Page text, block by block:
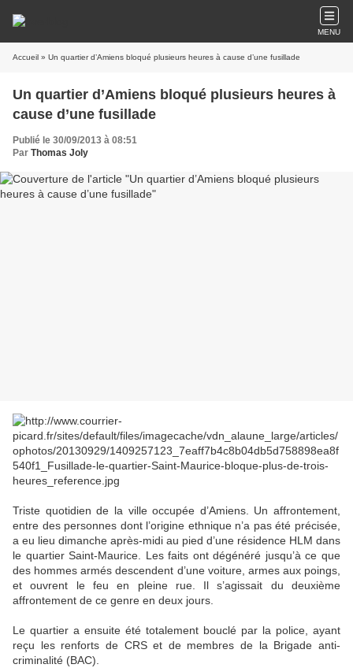
MENU
Accueil » Un quartier d’Amiens bloqué plusieurs heures à cause d’une fusillade
Un quartier d’Amiens bloqué plusieurs heures à
cause d’une fusillade
Publié le 30/09/2013 à 08:51
Par Thomas Joly
Triste quotidien de la ville occupée d’Amiens. Un affrontement,
entre des personnes dont l’origine ethnique n’a pas été précisée,
a eu lieu dimanche après-midi au pied d’une résidence HLM dans
le quartier Saint-Maurice. Les faits ont dégénéré jusqu’à ce que
des hommes armés descendent d’une voiture, armes aux poings,
et ouvrent le feu en pleine rue. Il s’agissait du deuxième
affrontement de ce genre en deux jours.
Le quartier a ensuite été totalement bouclé par la police, ayant
reçu les renforts de CRS et de membres de la Brigade anti-
criminalité (BAC).